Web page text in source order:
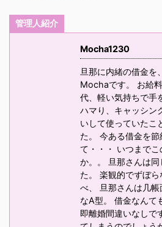
管理人紹介
Mocha1230
旦那に内緒の借金を
Mochaです。 お給
代、軽い気持ちで手
ハマり、キャッシン
いして使っていたこ
た。 今ある借金を
て・・・ いつまで
か。。 旦那さんは
た。 楽観的でずぼ
べ、 旦那さんは几
なA型。 借金なんて
即離婚間違いなしで